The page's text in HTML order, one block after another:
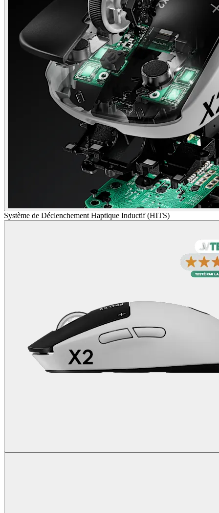
Système de Déclenchement Haptique Inductif (HITS)